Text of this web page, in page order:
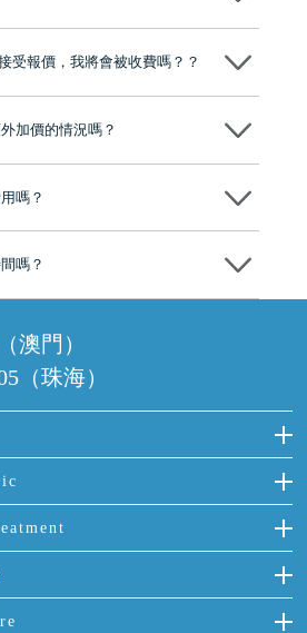
品牌」，是諾貝爾種植系統全球放心植牙中
和地區的顧客，受到粵港澳大灣區及周邊城
任何問題都可以隨時預約免費咨詢，讓人十
受報價，我將會被收費嗎？？
加價的情況嗎？
嗎？
匯率轉算收取費用，而匯率會及時告知客人
嗎？
澳門）
（珠海）